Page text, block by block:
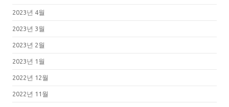
2023년 4월
2023년 3월
2023년 2월
2023년 1월
2022년 12월
2022년 11월